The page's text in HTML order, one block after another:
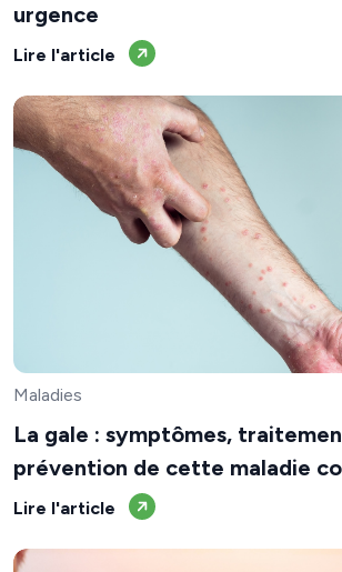
urgence
Lire l'article
Maladies
La gale : symptômes,
prévention de cette maladie
Lire l'article